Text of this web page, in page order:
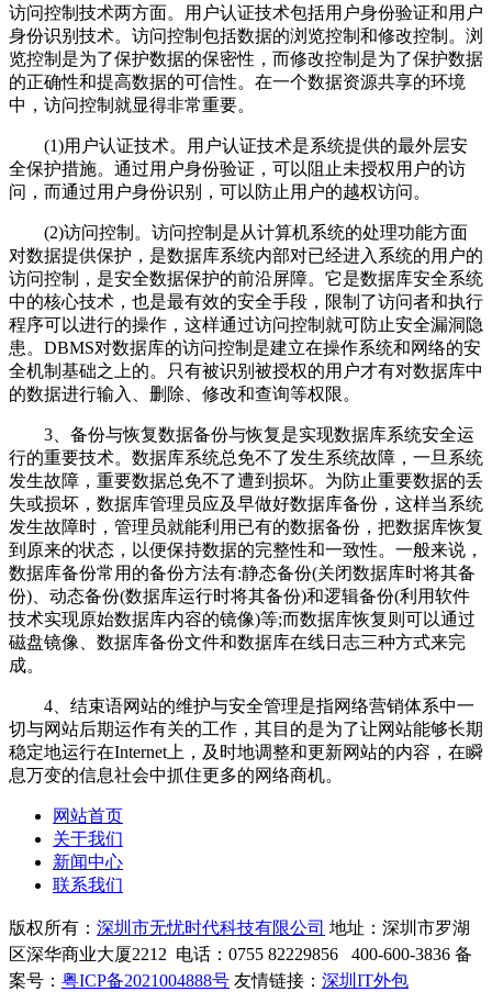
访问控制技术两方面。用户认证技术包括用户身份验证和用户
身份识别技术。访问控制包括数据的浏览控制和修改控制。浏
览控制是为了保护数据的保密性，而修改控制是为了保护数据
的正确性和提高数据的可信性。在一个数据资源共享的环境
中，访问控制就显得非常重要。
(1)用户认证技术。用户认证技术是系统提供的最外层安
全保护措施。通过用户身份验证，可以阻止未授权用户的访
问，而通过用户身份识别，可以防止用户的越权访问。
(2)访问控制。访问控制是从计算机系统的处理功能方面
对数据提供保护，是数据库系统内部对已经进入系统的用户的
访问控制，是安全数据保护的前沿屏障。它是数据库安全系统
中的核心技术，也是最有效的安全手段，限制了访问者和执行
程序可以进行的操作，这样通过访问控制就可防止安全漏洞隐
患。DBMS对数据库的访问控制是建立在操作系统和网络的安
全机制基础之上的。只有被识别被授权的用户才有对数据库中
的数据进行输入、删除、修改和查询等权限。
3、备份与恢复数据备份与恢复是实现数据库系统安全运
行的重要技术。数据库系统总免不了发生系统故障，一旦系统
发生故障，重要数据总免不了遭到损坏。为防止重要数据的丢
失或损坏，数据库管理员应及早做好数据库备份，这样当系统
发生故障时，管理员就能利用已有的数据备份，把数据库恢复
到原来的状态，以便保持数据的完整性和一致性。一般来说，
数据库备份常用的备份方法有:静态备份(关闭数据库时将其备
份)、动态备份(数据库运行时将其备份)和逻辑备份(利用软件
技术实现原始数据库内容的镜像)等;而数据库恢复则可以通过
磁盘镜像、数据库备份文件和数据库在线日志三种方式来完
成。
4、结束语网站的维护与安全管理是指网络营销体系中一
切与网站后期运作有关的工作，其目的是为了让网站能够长期
稳定地运行在Internet上，及时地调整和更新网站的内容，在瞬
息万变的信息社会中抓住更多的网络商机。
网站首页
关于我们
新闻中心
联系我们
版权所有： 深圳市无忧时代科技有限公司 地址： 深圳市罗湖
区深华商业大厦2212 电话： 0755 82229856 400-600-3836 备
案号： 粤ICP备2021004888号 友情链接： 深圳IT外包